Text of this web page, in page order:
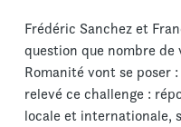
Frédéric Sanchez et
question que nombre de
Romanité vont se poser :
relevé ce challenge :
locale et internationale,